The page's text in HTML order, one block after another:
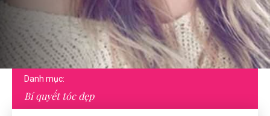
Danh mục:
Bí quyết tóc đẹp